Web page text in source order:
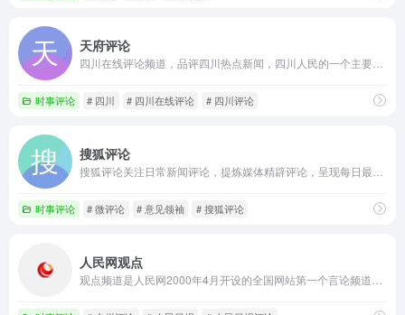
天府评论
时事评论 # 四川 # 四川在线评论 # 四川评论
搜狐评论
时事评论 # 微评论 # 意见领袖 # 搜狐评论
人民网观点